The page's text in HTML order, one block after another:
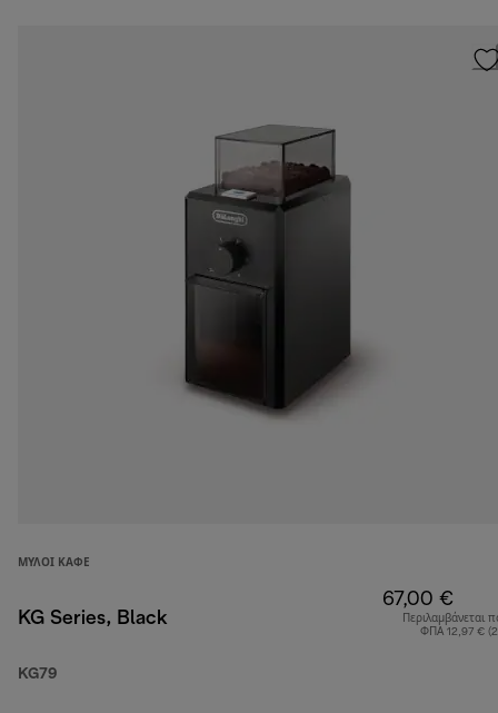
ΜΎΛΟΙ ΚΑΦΈ
KG Series, Black
KG79
67,00 €
Περιλαμβάνεται
ΦΠΑ 12,97 €